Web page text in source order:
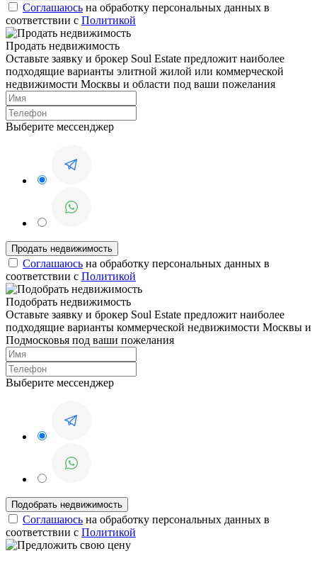
Соглашаюсь на обработку персональных данных в
соответствии с Политикой
Продать недвижимость
Оставьте заявку и брокер Soul Estate предложит наиболее
подходящие варианты элитной жилой или коммерческой
недвижимости Москвы и области под ваши пожелания
Выберите мессенджер
Соглашаюсь на обработку персональных данных в
соответствии с Политикой
Подобрать недвижимость
Оставьте заявку и брокер Soul Estate предложит наиболее
подходящие варианты коммерческой недвижимости Москвы и
Подмосковья под ваши пожелания
Выберите мессенджер
Соглашаюсь на обработку персональных данных в
соответствии с Политикой